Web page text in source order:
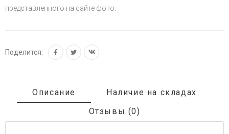
представленного на сайте фото.
Поделится:
Описание
Наличие на складах
Отзывы (0)